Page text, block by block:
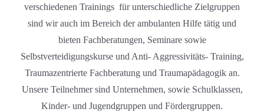
verschiedenen Trainings für unterschiedliche Zielgruppen
sind wir auch im Bereich der ambulanten Hilfe tätig und
bieten Fachberatungen, Seminare sowie
Selbstverteidigungskurse und Anti- Aggressivitäts- Training,
Traumazentrierte Fachberatung und Traumapädagogik an.
Unsere Teilnehmer sind Unternehmen, sowie Schulklassen,
Kinder- und Jugendgruppen und Fördergruppen.